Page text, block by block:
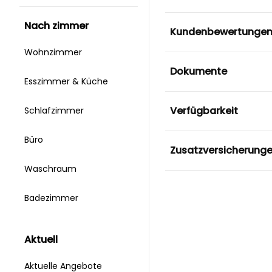
nach zimmer
Wohnzimmer
Esszimmer & Küche
Schlafzimmer
Büro
Waschraum
Badezimmer
aktuell
Aktuelle Angebote
Kundenbewertungen
Dokumente
Verfügbarkeit